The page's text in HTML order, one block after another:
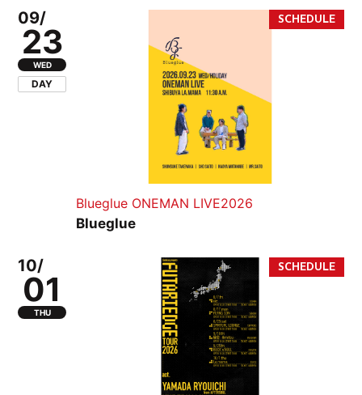
09/
23
WED
DAY
Blueglue ONEMAN LIVE2026
Blueglue
10/
01
THU